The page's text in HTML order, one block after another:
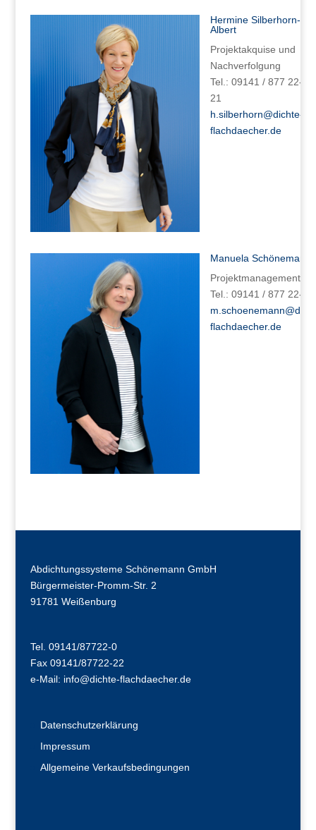
Hermine Silberhorn-
Albert
Projektakquise und
Nachverfolgung
Tel.: 09141 / 877 22-
21
h.silberhorn@dichte-
flachdaecher.de
Manuela Schönemann
Projektmanagement
Tel.: 09141 / 877 22-0
flachdaecher.de
Abdichtungssysteme Schönemann GmbH
Bürgermeister-Promm-Str. 2
91781 Weißenburg
Tel. 09141/87722-0
Fax 09141/87722-22
e-Mail: info@dichte-flachdaecher.de
Datenschutzerklärung
Impressum
Allgemeine Verkaufsbedingungen